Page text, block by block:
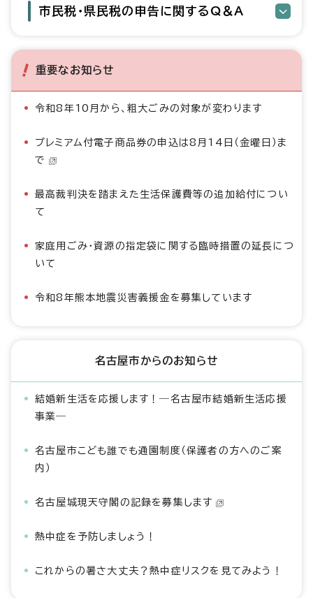
市民税・県民税の申告に関するQ＆A
重要なお知らせ
令和8年10月から、粗大ごみの対象が変わります
プレミアム付電子商品券の申込は8月14日（金曜日）ま
で
最高裁判決を踏まえた生活保護費等の追加給付につい
て
家庭用ごみ・資源の指定袋に関する臨時措置の延長につ
いて
令和8年熊本地震災害義援金を募集しています
名古屋市からのお知らせ
結婚新生活を応援します！―名古屋市結婚新生活応援
事業―
名古屋市こども誰でも通園制度（保護者の方へのご案
内）
名古屋城現天守閣の記録を募集します
熱中症を予防しましょう！
これからの暑さ大丈夫？熱中症リスクを見てみよう！